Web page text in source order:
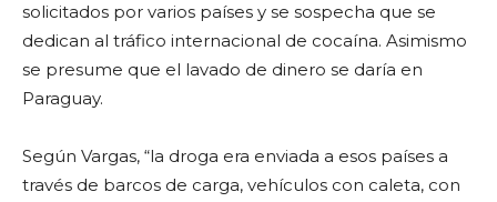
solicitados por varios países y se sospecha que se
dedican al tráfico internacional de cocaína. Asimismo
se presume que el lavado de dinero se daría en
Paraguay.
Según Vargas, “la droga era enviada a esos países a
través de barcos de carga, vehículos con caleta, con